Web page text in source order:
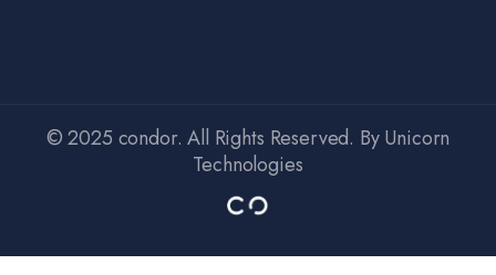
© 2025 condor. All Rights Reserved. By Unicorn
Technologies